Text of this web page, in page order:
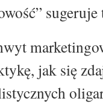
jak się